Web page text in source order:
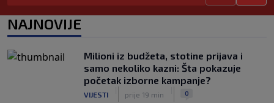
prije 2 h
Ubijen David Owori (27), jedan od
najboljih fudbalera Ugande
NOGOMET
|
prije 2 h 0
NAJNOVIJE
Milioni iz budžeta, stotine prijava i
samo nekoliko kazni: Šta pokazuje
početak izborne kampanje?
VIJESTI prije 19 min 0